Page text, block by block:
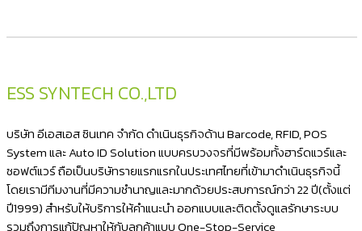
ESS SYNTECH CO.,LTD
บริษัท อีเอสเอส ซินเทค จำกัด ดำเนินธุรกิจด้าน Barcode, RFID, POS
System และ Auto ID Solution แบบครบวงจรที่มีพร้อมทั้งฮาร์ดแวร์และ
ซอฟต์แวร์ ถือเป็นบริษัทรายแรกแรกในประเทศไทยที่เข้ามาดำเนินธุรกิจนี้
โดยเรามีทีมงานที่มีความชำนาญและมากด้วยประสบการณ์กว่า 22 ปี(ตั้งแต่
ปี1999) สำหรับให้บริการให้คำแนะนำ ออกแบบและติดตั้งดูแลรักษาระบบ
รวมถึงการแก้ปัญหาให้กับลูกค้าแบบ One-Stop-Service